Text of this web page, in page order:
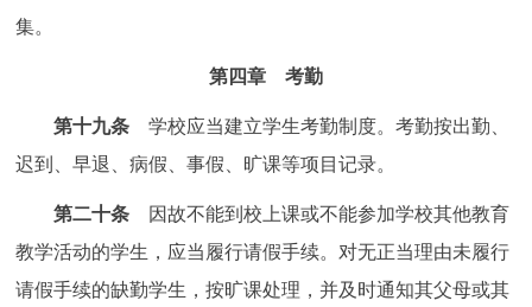
集。
第四章 考勤
第十九条 学校应当建立学生考勤制度。考勤按出勤、
迟到、早退、病假、事假、旷课等项目记录。
第二十条 因故不能到校上课或不能参加学校其他教育
教学活动的学生，应当履行请假手续。对无正当理由未履行
请假手续的缺勤学生，按旷课处理，并及时通知其父母或其